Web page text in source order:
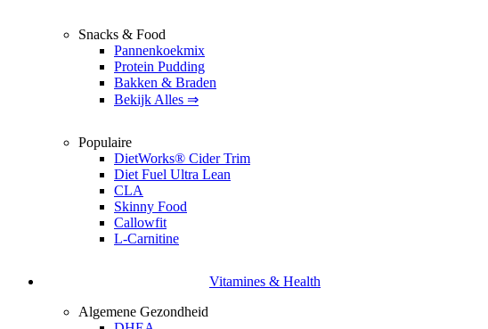
Snacks & Food
Pannenkoekmix
Protein Pudding
Bakken & Braden
Bekijk Alles ⇒
Populaire
DietWorks® Cider Trim
Diet Fuel Ultra Lean
CLA
Skinny Food
Callowfit
L-Carnitine
Vitamines & Health
Algemene Gezondheid